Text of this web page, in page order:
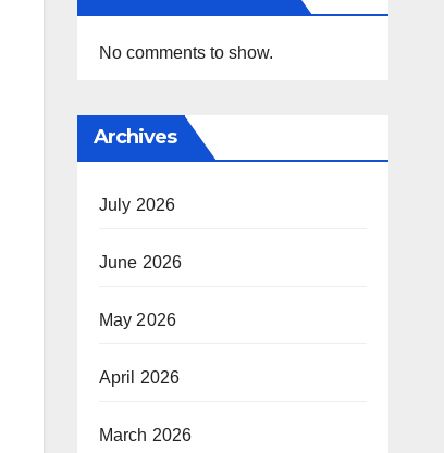
No comments to show.
Archives
July 2026
June 2026
May 2026
April 2026
March 2026